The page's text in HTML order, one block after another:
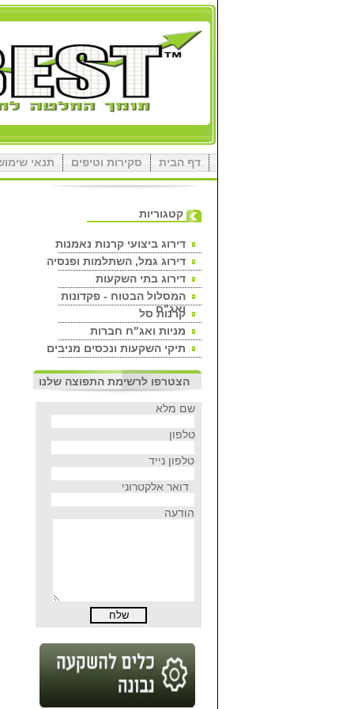
דף הבית סקירות וטיפים תנאי
קטגוריות
דירוג ביצועי קרנות נאמנות
דירוג גמל, השתלמות ופנסיה
דירוג בתי השקעות
המסלול הבטוח - פקדונות
ואג"ח
קרנות סל
מניות ואג"ח חברות
תיקי השקעות ונכסים מניבים
הצטרפו לרשימת התפוצה שלנו
שם מלא
טלפון
טלפון נייד
דואר אלקטרוני
הודעה